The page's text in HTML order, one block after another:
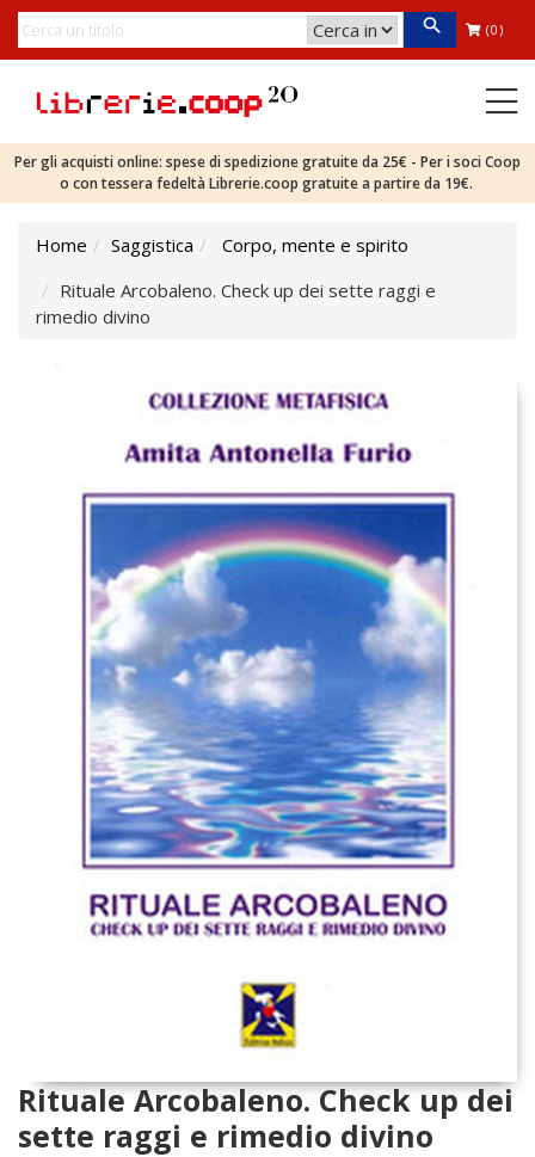
(0)
Per gli acquisti online: spese di spedizione gratuite da 25€ - Per i soci Coop
o con tessera fedeltà Librerie.coop gratuite a partire da 19€.
Home Saggistica
Corpo, mente e spirito
Rituale Arcobaleno. Check up dei sette raggi e
rimedio divino
Rituale Arcobaleno. Check up dei
sette raggi e rimedio divino